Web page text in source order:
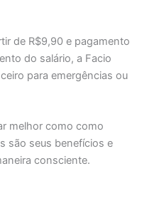
de R$9,90 e pagamento
do salário, a Facio
para emergências ou
melhor como como
são seus benefícios e
consciente.